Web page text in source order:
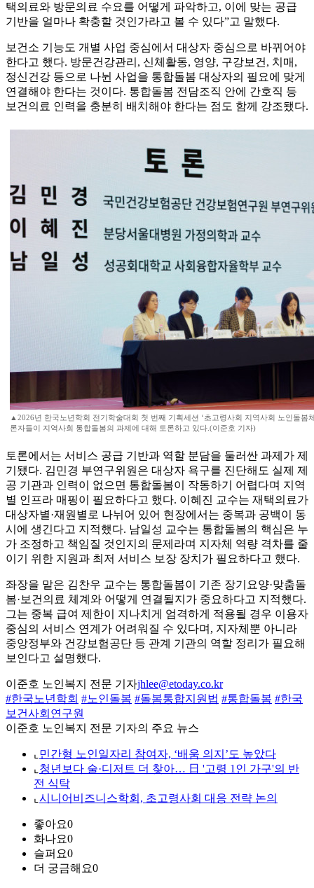
택의료와 방문의료 수요를 어떻게 파악하고, 이에 맞는 공급
기반을 얼마나 확충할 것인가라고 볼 수 있다”고 말했다.
보건소 기능도 개별 사업 중심에서 대상자 중심으로 바뀌어야
한다고 했다. 방문건강관리, 신체활동, 영양, 구강보건, 치매,
정신건강 등으로 나뉜 사업을 통합돌봄 대상자의 필요에 맞게
연결해야 한다는 것이다. 통합돌봄 전담조직 안에 간호직 등
보건의료 인력을 충분히 배치해야 한다는 점도 함께 강조됐다.
▲2026년 한국노년학회 전기학술대회 첫 번째 기획세션 ‘초고령사회 지역사회 노인돌봄
론자들이 지역사회 통합돌봄의 과제에 대해 토론하고 있다.(이준호 기자)
토론에서는 서비스 공급 기반과 역할 분담을 둘러싼 과제가 제
기됐다. 김민경 부연구위원은 대상자 욕구를 진단해도 실제 제
공 기관과 인력이 없으면 통합돌봄이 작동하기 어렵다며 지역
별 인프라 매핑이 필요하다고 했다. 이혜진 교수는 재택의료가
대상자별·재원별로 나뉘어 있어 현장에서는 중복과 공백이 동
시에 생긴다고 지적했다. 남일성 교수는 통합돌봄의 핵심은 누
가 조정하고 책임질 것인지의 문제라며 지자체 역량 격차를 줄
이기 위한 지원과 최저 서비스 보장 장치가 필요하다고 했다.
좌장을 맡은 김찬우 교수는 통합돌봄이 기존 장기요양·맞춤돌
봄·보건의료 체계와 어떻게 연결될지가 중요하다고 지적했다.
그는 중복 급여 제한이 지나치게 엄격하게 적용될 경우 이용자
중심의 서비스 연계가 어려워질 수 있다며, 지자체뿐 아니라
중앙정부와 건강보험공단 등 관계 기관의 역할 정리가 필요해
보인다고 설명했다.
이준호 노인복지 전문 기자jhlee@etoday.co.kr
#한국노년학회 #노인돌봄 #돌봄통합지원법 #통합돌봄 #한국
보건사회연구원
이준호 노인복지 전문 기자의 주요 뉴스
⌞ 민간형 노인일자리 참여자, ‘배움 의지’도 높았다
⌞ 청년보다 술·디저트 더 찾아… 日 '고령 1인 가구'의 반
전 식탁
⌞ 시니어비즈니스학회, 초고령사회 대응 전략 논의
좋아요0
화나요0
슬퍼요0
더 궁금해요0